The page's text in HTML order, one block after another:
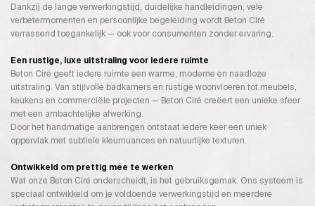
Dankzij de lange verwerkingstijd, duidelijke handleidingen, vele
verbetermomenten en persoonlijke begeleiding wordt Beton Ciré
verrassend toegankelijk — ook voor consumenten zonder ervaring.
Een rustige, luxe uitstraling voor iedere ruimte
Beton Ciré geeft iedere ruimte een warme, moderne en naadloze
uitstraling. Van stijlvolle badkamers en rustige woonvloeren tot meubels,
keukens en commerciële projecten — Beton Ciré creëert een unieke sfeer
met een ambachtelijke afwerking.
Door het handmatige aanbrengen ontstaat iedere keer een uniek
oppervlak met subtiele kleurnuances en natuurlijke texturen.
Ontwikkeld om prettig mee te werken
Wat onze Beton Ciré onderscheidt, is het gebruiksgemak. Ons systeem is
speciaal ontwikkeld om je voldoende verwerkingstijd en meerdere